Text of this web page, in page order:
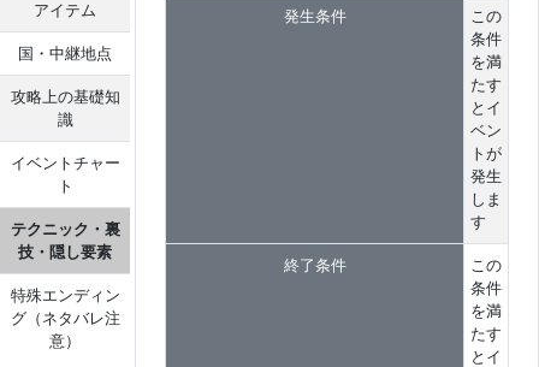
アイテム
国・中継地点
攻略上の基礎知
識
イベントチャー
ト
テクニック・裏
技・隠し要素
特殊エンディン
グ（ネタバレ注
意）
発生条件
この
条件
を満
たす
とイ
ベン
トが
発生
しま
す
終了条件
この
条件
を満
たす
とイ